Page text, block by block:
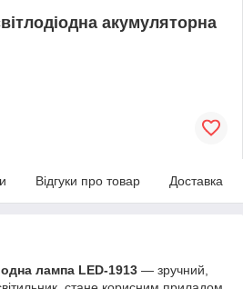
акумуляторна
Відгуки про товар Доставка
лампа LED-1913 — зручний,